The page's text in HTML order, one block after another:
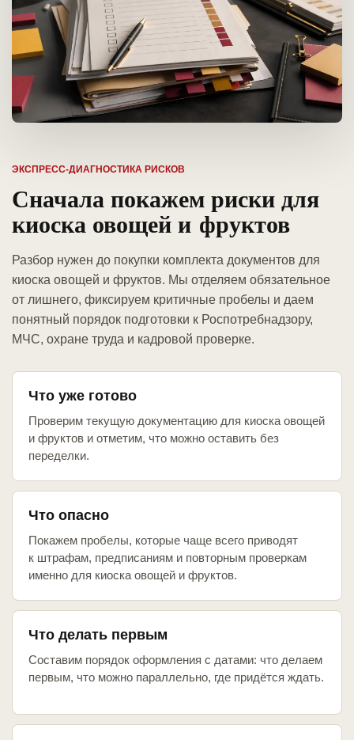
ЭКСПРЕСС-ДИАГНОСТИКА РИСКОВ
Сначала покажем риски для
киоска овощей и фруктов
Разбор нужен до покупки комплекта документов для
киоска овощей и фруктов. Мы отделяем обязательное
от лишнего, фиксируем критичные пробелы и даем
понятный порядок подготовки к Роспотребнадзору,
МЧС, охране труда и кадровой проверке.
Что уже готово
Проверим текущую документацию для киоска овощей
и фруктов и отметим, что можно оставить без
переделки.
Что опасно
Покажем пробелы, которые чаще всего приводят
к штрафам, предписаниям и повторным проверкам
именно для киоска овощей и фруктов.
Что делать первым
Составим порядок оформления с датами: что делаем
первым, что можно параллельно, где придётся ждать.